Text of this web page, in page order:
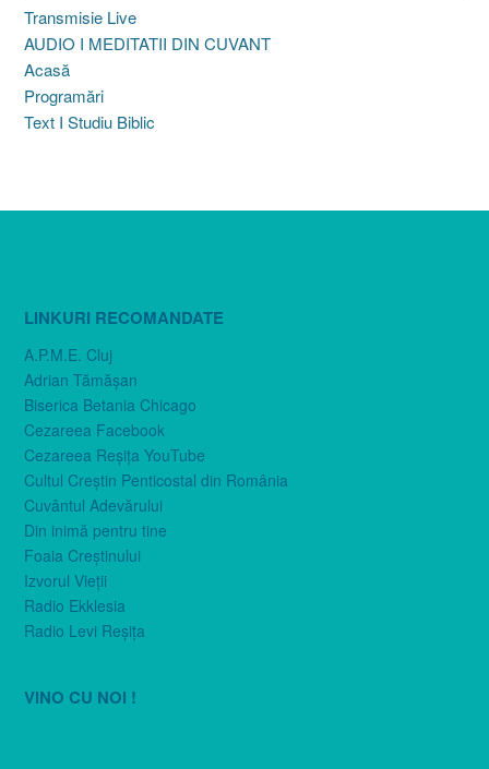
Transmisie Live
AUDIO I MEDITATII DIN CUVANT
Acasă
Programări
Text I Studiu Biblic
LINKURI RECOMANDATE
A.P.M.E. Cluj
Adrian Tămăşan
Biserica Betania Chicago
Cezareea Facebook
Cezareea Reşiţa YouTube
Cultul Creştin Penticostal din România
Cuvântul Adevărului
Din inimă pentru tine
Foaia Creştinului
Izvorul Vieţii
Radio Ekklesia
Radio Levi Reşiţa
VINO CU NOI !